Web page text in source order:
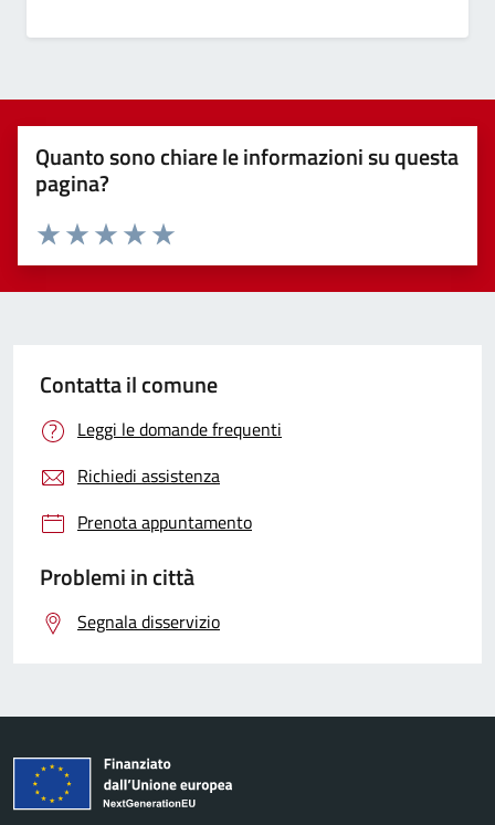
Quanto sono chiare le informazioni su questa
pagina?
Valuta 5 stelle su 5
Valuta 4 stelle su 5
Valuta 3 stelle su 5
Valuta 2 stelle su 5
Valuta 1 stelle su 5
Contatta il comune
Leggi le domande frequenti
Richiedi assistenza
Prenota appuntamento
Problemi in città
Segnala disservizio